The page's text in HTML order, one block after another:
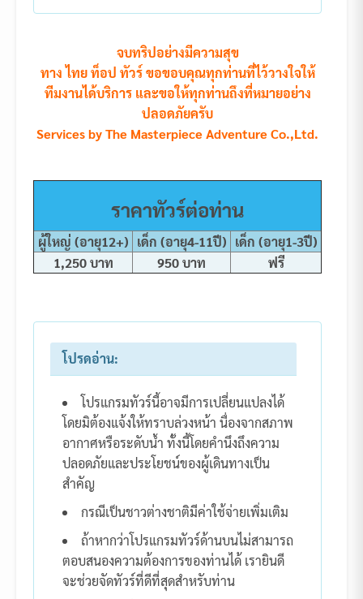
จบทริปอย่างมีความสุข
ทาง ไทย ท็อป ทัวร์ ขอขอบคุณทุกท่านที่ไว้วางใจให้
ทีมงานได้บริการ และขอให้ทุกท่านถึงที่หมายอย่าง
ปลอดภัยครับ
Services by The Masterpiece Adventure Co.,Ltd.
ราคาทัวร์ต่อท่าน
ผู้ใหญ่ (อายุ12+) เด็ก (อายุ4-11ปี) เด็ก (อายุ1-3ปี)
1,250 บาท
950 บาท ฟรี
โปรดอ่าน:
โปรแกรมทัวร์นี้อาจมีการเปลี่ยนแปลงได้
โดยมิต้องแจ้งให้ทราบล่วงหน้า นื่องจากสภาพ
อากาศหรือระดับน้ำ ทั้งนี้โดยคำนึงถึงความ
ปลอดภัยและประโยชน์ของผู้เดินทางเป็น
สำคัญ
กรณีเป็นชาวต่างชาติมีค่าใช้จ่ายเพิ่มเติม
ถ้าหากว่าโปรแกรมทัวร์ด้านบนไม่สามารถ
ตอบสนองความต้องการของท่านได้ เรายินดี
จะช่วยจัดทัวร์ที่ดีที่สุดสำหรับท่าน